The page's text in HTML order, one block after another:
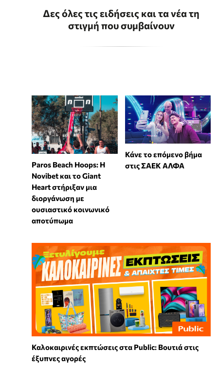
Δες όλες τις ειδήσεις και τα νέα τη
στιγμή που συμβαίνουν
Paros Beach Hoops: Η
Novibet και το Giant
Heart στήριξαν μια
διοργάνωση με
ουσιαστικό κοινωνικό
αποτύπωμα
Κάνε το επόμενο βήμα
στις ΣΑΕΚ ΑΛΦΑ
Καλοκαιρινές εκπτώσεις στα Public: Βουτιά στις
έξυπνες αγορές